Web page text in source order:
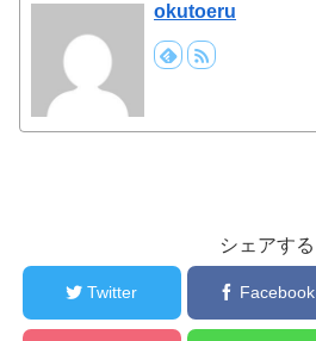
okutoeru
シェアする
Twitter Facebook